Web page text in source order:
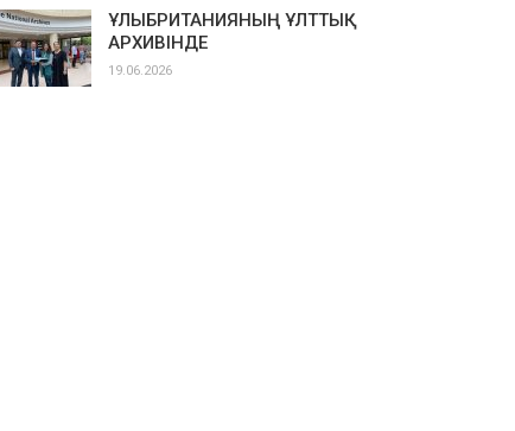
ҰЛЫБРИТАНИЯНЫҢ ҰЛТТЫҚ
АРХИВІНДЕ
19.06.2026